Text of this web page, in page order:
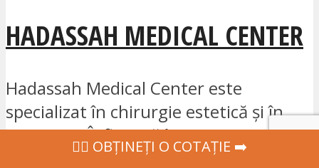
HADASSAH MEDICAL CENTER
Hadassah Medical Center este
specializat în chirurgie estetică și în
MAP / FIV. Înființată în 1934, această
‍👩‍⚕ OBȚINEȚI O COTAȚIE ➡️